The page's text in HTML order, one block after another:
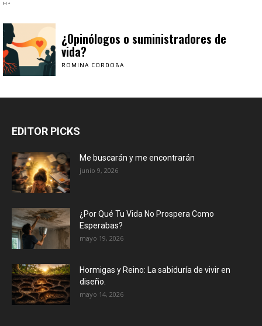
H+
¿Opinólogos o suministradores de
vida?
ROMINA CORDOBA
EDITOR PICKS
Me buscarán y me encontrarán
junio 9, 2026
¿Por Qué Tu Vida No Prospera Como
Esperabas?
mayo 19, 2026
Hormigas y Reino: La sabiduría de vivir en
diseño.
mayo 14, 2026